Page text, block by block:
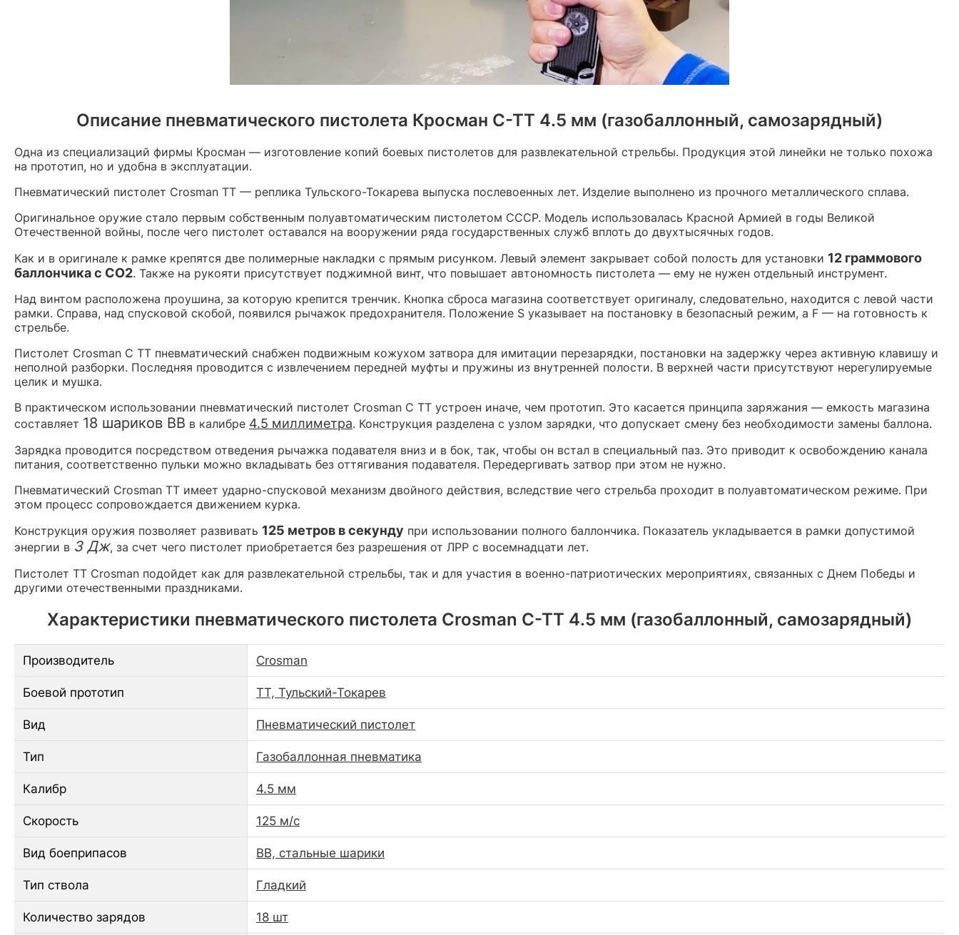
Описание пневматического пистолета Кросман С-ТТ 4.5 мм (газобаллонный, самозарядный)
Одна из специализаций фирмы Кросман — изготовление копий боевых пистолетов для развлекательной стрельбы. Продукция этой линейки не только похожа
на прототип, но и удобна в эксплуатации.
Пневматический пистолет Crosman TT — реплика Тульского-Токарева выпуска послевоенных лет. Изделие выполнено из прочного металлического сплава.
Оригинальное оружие стало первым собственным полуавтоматическим пистолетом СССР. Модель использовалась Красной Армией в годы Великой
Отечественной войны, после чего пистолет оставался на вооружении ряда государственных служб вплоть до двухтысячных годов.
Как и в оригинале к рамке крепятся две полимерные накладки с прямым рисунком. Левый элемент закрывает собой полость для установки 12 граммового
баллончика с CO2. Также на рукояти присутствует поджимной винт, что повышает автономность пистолета — ему не нужен отдельный инструмент.
Над винтом расположена проушина, за которую крепится тренчик. Кнопка сброса магазина соответствует оригиналу, следовательно, находится с левой части
рамки. Справа, над спусковой скобой, появился рычажок предохранителя. Положение S указывает на постановку в безопасный режим, а F — на готовность к
стрельбе.
Пистолет Crosman C TT пневматический снабжен подвижным кожухом затвора для имитации перезарядки, постановки на задержку через активную клавишу и
неполной разборки. Последняя проводится с извлечением передней муфты и пружины из внутренней полости. В верхней части присутствуют нерегулируемые
целик и мушка.
В практическом использовании пневматический пистолет Crosman C TT устроен иначе, чем прототип. Это касается принципа заряжания — емкость магазина
составляет 18 шариков BB в калибре 4.5 миллиметра. Конструкция разделена с узлом зарядки, что допускает смену без необходимости замены баллона.
Зарядка проводится посредством отведения рычажка подавателя вниз и в бок, так, чтобы он встал в специальный паз. Это приводит к освобождению канала
питания, соответственно пульки можно вкладывать без оттягивания подавателя. Передергивать затвор при этом не нужно.
Пневматический Crosman TT имеет ударно-спусковой механизм двойного действия, вследствие чего стрельба проходит в полуавтоматическом режиме. При
этом процесс сопровождается движением курка.
Конструкция оружия позволяет развивать 125 метров в секунду при использовании полного баллончика. Показатель укладывается в рамки допустимой
энергии в 3 Дж, за счет чего пистолет приобретается без разрешения от ЛРР с восемнадцати лет.
Пистолет ТТ Crosman подойдет как для развлекательной стрельбы, так и для участия в военно-патриотических мероприятиях, связанных с Днем Победы и
другими отечественными праздниками.
Характеристики пневматического пистолета Crosman C-TT 4.5 мм (газобаллонный, самозарядный)
Производитель Crosman
Боевой прототип ТТ, Тульский-Токарев
Вид Пневматический пистолет
Тип Газобаллонная пневматика
Калибр 4.5 мм
Скорость 125 м/с
Вид боеприпасов BB, стальные шарики
Тип ствола Гладкий
Количество зарядов 18 шт